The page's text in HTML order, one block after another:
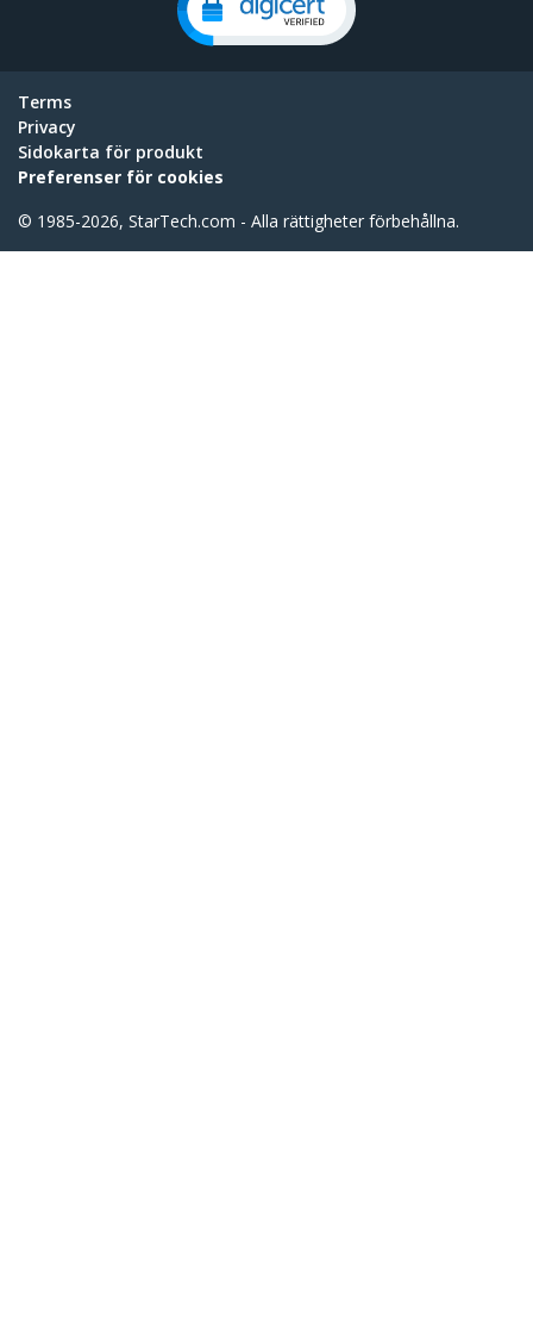
Terms
Privacy
Sidokarta för produkt
Preferenser för cookies
© 1985-2026, StarTech.com - Alla rättigheter förbehållna.